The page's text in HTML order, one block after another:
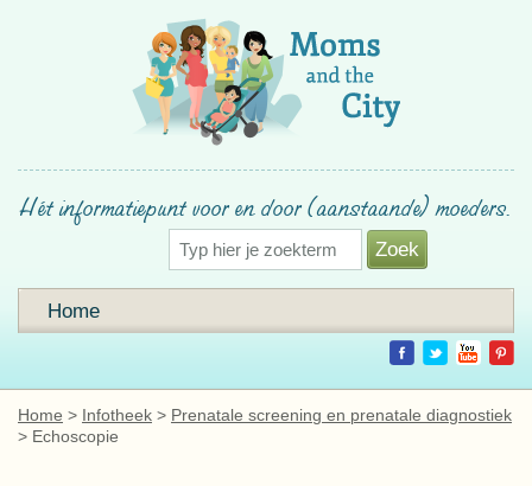
Hét informatiepunt voor en door (aanstaande) moeders.
Home
Home Infotheek
Prenatale screening en prenatale diagnostiek
Echoscopie